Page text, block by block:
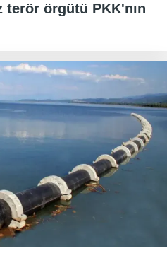
terör örgütü PKK'nın